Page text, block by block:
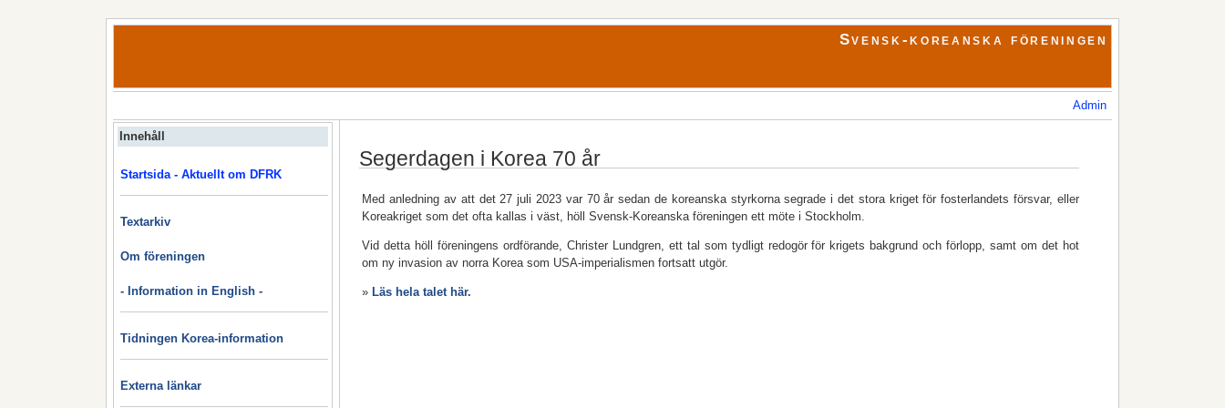
Svensk-koreanska föreningen
Admin
Innehåll
Startsida - Aktuellt om DFRK
Textarkiv
Om föreningen
- Information in English -
Tidningen Korea-information
Externa länkar
Segerdagen i Korea 70 år
Med anledning av att det 27 juli 2023 var 70 år sedan de koreanska styrkorna segrade i det stora kriget för fosterlandets försvar, eller
Koreakriget som det ofta kallas i väst, höll Svensk-Koreanska föreningen ett möte i Stockholm.
Vid detta höll föreningens ordförande, Christer Lundgren, ett tal som tydligt redogör för krigets bakgrund och förlopp, samt om det hot
om ny invasion av norra Korea som USA-imperialismen fortsatt utgör.
»Läs hela talet här.